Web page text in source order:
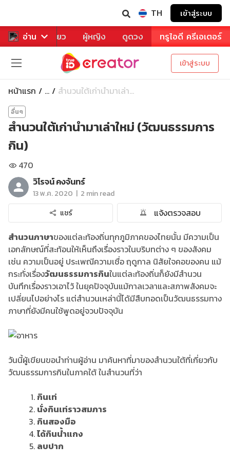
TH เข้าสู่ระบบ
อ่าน
หาร ท่องเที่ยว ผู้หญิง ดูดวง ทรูไอดี ครีเอเตอร์
เข้าสู่ระบบ
หน้าแรก ... สำนวนใต้เก่านำมาเล่า...
อื่นๆ
สำนวนใต้เก่านำมาเล่าใหม่ (วัฒนธรรมการ
กิน)
470
วิโรจน์ คงจันทร์
13 พ.ค. 2020 | 2 min read
แชร์
แจ้งตรวจสอบ
สำนวนภาษาของแต่ละท้องถิ่นทุกภูมิภาคของไทยนั้น มีความเป็น
เอกลักษณ์ที่สะท้อนให้เห็นถึงเรื่องราวในบริบทต่าง ๆ ของสังคม
เช่น ความเป็นอยู่ ประเพณีความเชื่อ ฤดูกาล นิสัยใจคอของคน แม้
กระทั่งเรื่องวัฒนธรรมการกินในแต่ละท้องถิ่นก็ยังมีสำนวน
บันทึกเรื่องราวเอาไว้ ในยุคปัจจุบันแม้กาลเวลาและสภาพสังคมจะ
เปลี่ยนไปอย่างไร แต่สำนวนเหล่านี้ได้มีสืบทอดเป็นวัฒนธรรมทาง
ภาษาที่ยังมีคนใช้พูดอยู่จวบปัจจุบัน
วันนี้ผู้เขียนขอนำท่านผู้อ่าน มาค้นหาที่มาของสำนวนใต้ที่เกี่ยวกับ
วัฒนธรรมการกินในภาคใต้ ในสำนวนที่ว่า
กินเท่
นั่งกินเท่ราวสมภาร
กินสองมือ
ได้กินน้ำแกง
ลบปาก